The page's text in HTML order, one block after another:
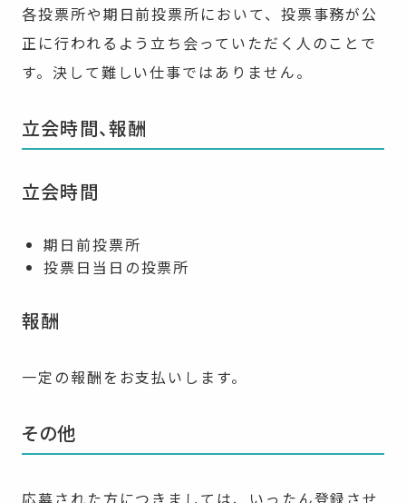
各投票所や期日前投票所において、投票事務が公
正に行われるよう立ち会っていただく人のことで
す。決して難しい仕事ではありません。
立会時間、報酬
立会時間
期日前投票所
投票日当日の投票所
報酬
一定の報酬をお支払いします。
その他
応募された方につきましては、いったん登録させ